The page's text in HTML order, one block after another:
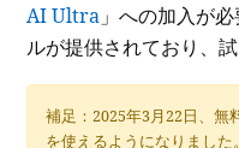
AI Ultra 」への加入が
ルが提供されており、
補足：2025年3月22日、無
を使えるようになりまし